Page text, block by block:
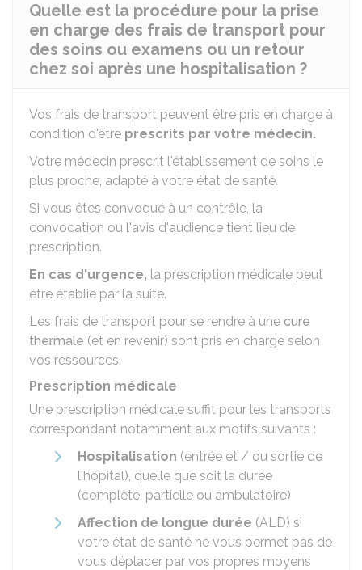
Quelle est la procédure pour la prise
en charge des frais de transport pour
des soins ou examens ou un retour
chez soi après une hospitalisation ?
Vos frais de transport peuvent être pris en charge à
condition d'être prescrits par votre médecin.
Votre médecin prescrit l'établissement de soins le
plus proche, adapté à votre état de santé.
Si vous êtes convoqué à un contrôle, la
convocation ou l'avis d'audience tient lieu de
prescription.
En cas d'urgence, la prescription médicale peut
être établie par la suite.
Les frais de transport pour se rendre à une cure
thermale (et en revenir) sont pris en charge selon
vos ressources.
Prescription médicale
Une prescription médicale suffit pour les transports
correspondant notamment aux motifs suivants :
Hospitalisation (entrée et / ou sortie de
l'hôpital), quelle que soit la durée
(complète, partielle ou ambulatoire)
Affection de longue durée (ALD) si
votre état de santé ne vous permet pas de
vous déplacer par vos propres moyens